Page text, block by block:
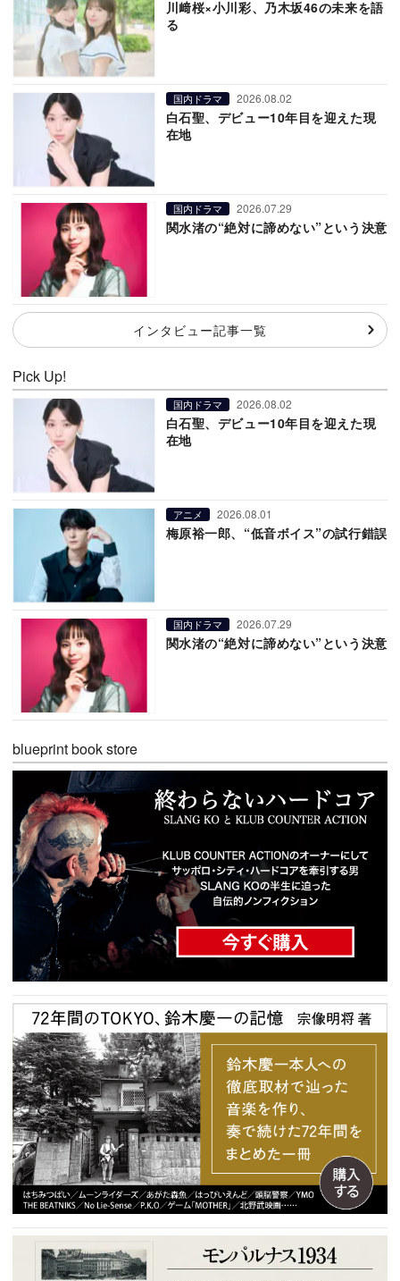
川﨑桜×小川彩、乃木坂46の未来を語
る
国内ドラマ 2026.08.02
白石聖、デビュー10年目を迎えた現
在地
国内ドラマ 2026.07.29
関水渚の“絶対に諦めない”という決意
インタビュー記事一覧
Pick Up!
国内ドラマ 2026.08.02
白石聖、デビュー10年目を迎えた現
在地
アニメ 2026.08.01
梅原裕一郎、“低音ボイス”の試行錯誤
国内ドラマ 2026.07.29
関水渚の“絶対に諦めない”という決意
blueprint book store